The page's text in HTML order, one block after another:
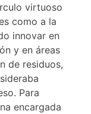
virtuoso
como a la
innovar en
y en áreas
de residuos,
Para
encargada